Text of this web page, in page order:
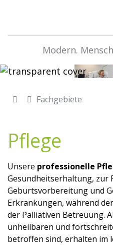
Modern.
Fachgebiete
Pflege
Unsere professionelle
Gesundheitserhaltung, zur
Geburtsvorbereitung und
Erkrankungen, während
der Palliativen Betreuung.
unheilbaren und
betroffen sind, erhalten im